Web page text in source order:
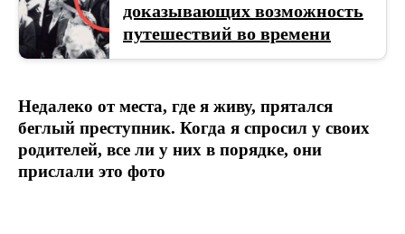
доказывающих возможность
путешествий во времени
Недалеко от места, где я живу, прятался
беглый преступник. Когда я спросил у своих
родителей, все ли у них в порядке, они
прислали это фото